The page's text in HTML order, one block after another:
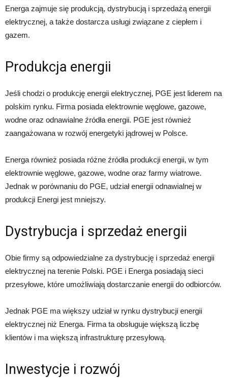
Energa zajmuje się produkcją, dystrybucją i sprzedażą energii
elektrycznej, a także dostarcza usługi związane z ciepłem i
gazem.
Produkcja energii
Jeśli chodzi o produkcję energii elektrycznej, PGE jest liderem na
polskim rynku. Firma posiada elektrownie węglowe, gazowe,
wodne oraz odnawialne źródła energii. PGE jest również
zaangażowana w rozwój energetyki jądrowej w Polsce.
Energa również posiada różne źródła produkcji energii, w tym
elektrownie węglowe, gazowe, wodne oraz farmy wiatrowe.
Jednak w porównaniu do PGE, udział energii odnawialnej w
produkcji Energi jest mniejszy.
Dystrybucja i sprzedaż energii
Obie firmy są odpowiedzialne za dystrybucję i sprzedaż energii
elektrycznej na terenie Polski. PGE i Energa posiadają sieci
przesyłowe, które umożliwiają dostarczanie energii do odbiorców.
Jednak PGE ma większy udział w rynku dystrybucji energii
elektrycznej niż Energa. Firma ta obsługuje większą liczbę
klientów i ma większą infrastrukturę przesyłową.
Inwestycje i rozwój